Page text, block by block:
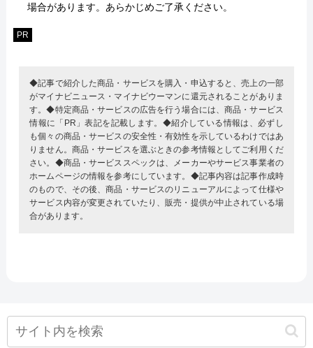
場合があります。あらかじめご了承ください。
PR
◆記事で紹介した商品・サービスを購入・申込すると、売上の一部
がマイナビニュース・マイナビウーマンに還元されることがありま
す。◆特定商品・サービスの広告を行う場合には、商品・サービス
情報に「PR」表記を記載します。◆紹介している情報は、必ずし
も個々の商品・サービスの安全性・有効性を示しているわけではあ
りません。商品・サービスを選ぶときの参考情報としてご利用くだ
さい。◆商品・サービススペックは、メーカーやサービス事業者の
ホームページの情報を参考にしています。◆記事内容は記事作成時
のもので、その後、商品・サービスのリニューアルによって仕様や
サービス内容が変更されていたり、販売・提供が中止されている場
合があります。